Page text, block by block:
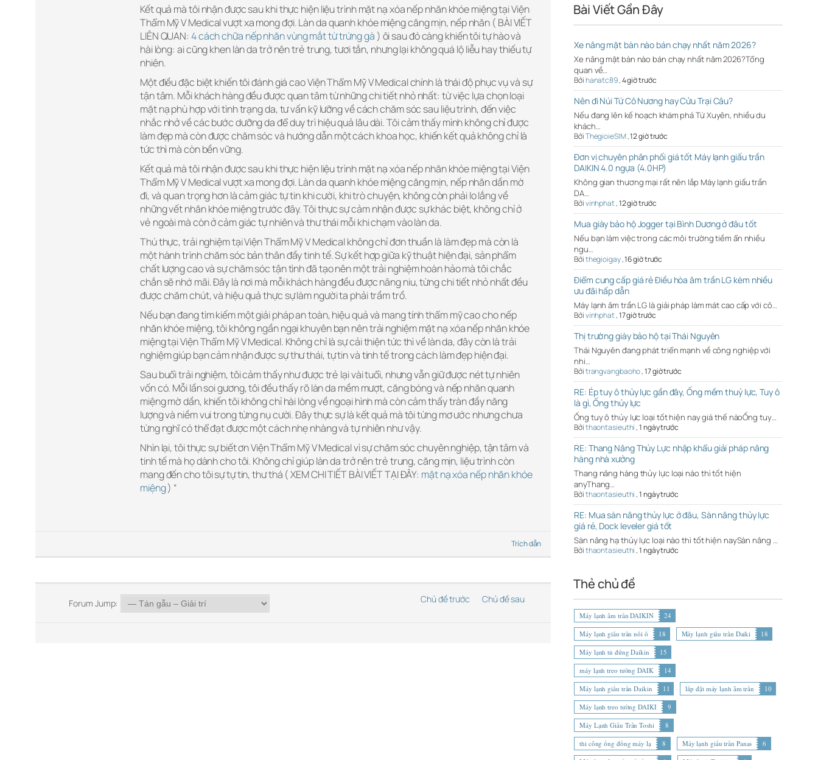
Kết quả mà tôi nhận được sau khi thực hiện liệu trình mặt nạ xóa nếp nhăn khóe miệng tại Viện
Thẩm Mỹ V Medical vượt xa mong đợi. Làn da quanh khóe miệng căng mịn, nếp nhăn ( BÀI VIẾT
LIÊN QUAN: 4 cách chữa nếp nhăn vùng mắt từ trứng gà ) ôi sau đó càng khiến tôi tự hào và
hài lòng: ai cũng khen làn da trở nên trẻ trung, tươi tắn, nhưng lại không quá lộ liễu hay thiếu tự
nhiên.
Một điều đặc biệt khiến tôi đánh giá cao Viện Thẩm Mỹ V Medical chính là thái độ phục vụ và sự
tận tâm. Mỗi khách hàng đều được quan tâm từ những chi tiết nhỏ nhất: từ việc lựa chọn loại
mặt nạ phù hợp với tình trạng da, tư vấn kỹ lưỡng về cách chăm sóc sau liệu trình, đến việc
nhắc nhở về các bước dưỡng da để duy trì hiệu quả lâu dài. Tôi cảm thấy mình không chỉ được
làm đẹp mà còn được chăm sóc và hướng dẫn một cách khoa học, khiến kết quả không chỉ là
tức thì mà còn bền vững.
Kết quả mà tôi nhận được sau khi thực hiện liệu trình mặt nạ xóa nếp nhăn khóe miệng tại Viện
Thẩm Mỹ V Medical vượt xa mong đợi. Làn da quanh khóe miệng căng mịn, nếp nhăn dần mờ
đi, và quan trọng hơn là cảm giác tự tin khi cười, khi trò chuyện, không còn phải lo lắng về
những vết nhăn khóe miệng trước đây. Tôi thực sự cảm nhận được sự khác biệt, không chỉ ở
vẻ ngoài mà còn ở cảm giác tự nhiên và thư thái mỗi khi chạm vào làn da.
Thú thực, trải nghiệm tại Viện Thẩm Mỹ V Medical không chỉ đơn thuần là làm đẹp mà còn là
một hành trình chăm sóc bản thân đầy tinh tế. Sự kết hợp giữa kỹ thuật hiện đại, sản phẩm
chất lượng cao và sự chăm sóc tận tình đã tạo nên một trải nghiệm hoàn hảo mà tôi chắc
chắn sẽ nhớ mãi. Đây là nơi mà mỗi khách hàng đều được nâng niu, từng chi tiết nhỏ nhất đều
được chăm chút, và hiệu quả thực sự làm người ta phải trầm trồ.
Nếu bạn đang tìm kiếm một giải pháp an toàn, hiệu quả và mang tính thẩm mỹ cao cho nếp
nhăn khóe miệng, tôi không ngần ngại khuyên bạn nên trải nghiệm mặt nạ xóa nếp nhăn khóe
miệng tại Viện Thẩm Mỹ V Medical. Không chỉ là sự cải thiện tức thì về làn da, đây còn là trải
nghiệm giúp bạn cảm nhận được sự thư thái, tự tin và tinh tế trong cách làm đẹp hiện đại.
Sau buổi trải nghiệm, tôi cảm thấy như được trẻ lại vài tuổi, nhưng vẫn giữ được nét tự nhiên
vốn có. Mỗi lần soi gương, tôi đều thấy rõ làn da mềm mượt, căng bóng và nếp nhăn quanh
miệng mờ dần, khiến tôi không chỉ hài lòng về ngoại hình mà còn cảm thấy tràn đầy năng
lượng và niềm vui trong từng nụ cười. Đây thực sự là kết quả mà tôi từng mơ ước nhưng chưa
từng nghĩ có thể đạt được một cách nhẹ nhàng và tự nhiên như vậy.
Nhìn lại, tôi thực sự biết ơn Viện Thẩm Mỹ V Medical vì sự chăm sóc chuyên nghiệp, tận tâm và
tinh tế mà họ dành cho tôi. Không chỉ giúp làn da trở nên trẻ trung, căng mịn, liệu trình còn
mang đến cho tôi sự tự tin, thư thá ( XEM CHI TIẾT BÀI VIẾT TẠI ĐÂY: mặt nạ xóa nếp nhăn khóe
miệng) “
Trích dẫn
Forum Jump: Chủ đề trước Chủ đề sau
Bài Viết Gần Đây
Xe nâng mặt bàn nào bán chạy nhất năm 2026?
Xe nâng mặt bàn nào bán chạy nhất năm 2026?Tổng
quan về…
Bởihanatc89,4 giờ trước
Nên đi Núi Tứ Cô Nương hay Cửu Trại Câu?
Nếu đang lên kế hoạch khám phá Tứ Xuyên, nhiều du
khách…
BởiThegioieSIM,12 giờ trước
Đơn vị chuyên phân phối giá tốt Máy lạnh giấu trần
DAIKIN 4.0 ngựa (4.0HP)
Không gian thương mại rất nên lắp Máy lạnh giấu trần
DA…
Bởivinhphat,12 giờ trước
Mua giày bảo hộ Jogger tại Bình Dương ở đâu tốt
Nếu bạn làm việc trong các môi trường tiềm ẩn nhiều
ngu…
Bởithegioigay,16 giờ trước
Điểm cung cấp giá rẻ Điều hòa âm trần LG kèm nhiều
ưu đãi hấp dẫn
Máy lạnh âm trần LG là giải pháp làm mát cao cấp với cô…
Bởivinhphat,17 giờ trước
Thị trường giày bảo hộ tại Thái Nguyên
Thái Nguyên đang phát triển mạnh về công nghiệp với
nhi…
Bởitrangvangbaoho,17 giờ trước
RE: Ép tuy ô thủy lực gần đây, Ống mềm thuỷ lực, Tuy ô
là gì, Ống thủy lực
Ống tuy ô thủy lực loại tốt hiện nay giá thế nàoỐng tuy…
Bởithaontasieuthi,1 ngày trước
RE: Thang Nâng Thủy Lực nhập khẩu giải pháp nâng
hàng nhà xưởng
Thang nâng hàng thủy lực loại nào thì tốt hiện
anyThang…
Bởithaontasieuthi,1 ngày trước
RE: Mua sàn nâng thủy lực ở đâu, Sàn nâng thủy lực
giá rẻ, Dock leveler giá tốt
Sàn nâng hạ thủy lực loại nào thì tốt hiện naySàn nâng …
Bởithaontasieuthi,1 ngày trước
Thẻ chủ đề
Máy lạnh âm trần DAIKIN
24
Máy lạnh giấu trần nối ố
18 Máy lạnh giấu trần Daiki
18
Máy lạnh tủ đứng Daikin
15
máy lạnh treo tường DAIK
14
Máy lạnh giấu trần Daikin
11 lắp đặt máy lạnh âm trần
10
Máy lạnh treo tường DAIKI
9
Máy Lạnh Giấu Trần Toshi
8
thi công ống đồng máy lạ
8 Máy lạnh giấu trần Panas
6